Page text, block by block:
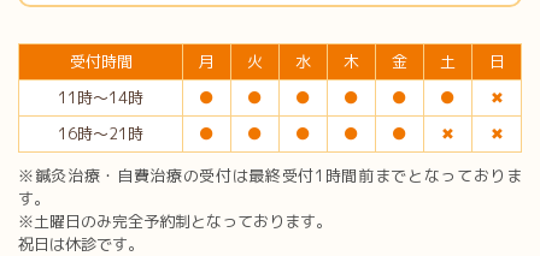
受付時間 月 火 水 木 金 土
日
11時〜14時
● ● ● ● ● ●
✖︎
16時〜21時
● ● ● ● ● ✖︎
✖︎
※鍼灸治療・自費治療の受付は最終受付1時間前までとなっておりま
す。
※土曜日のみ完全予約制となっております。
祝日は休診です。